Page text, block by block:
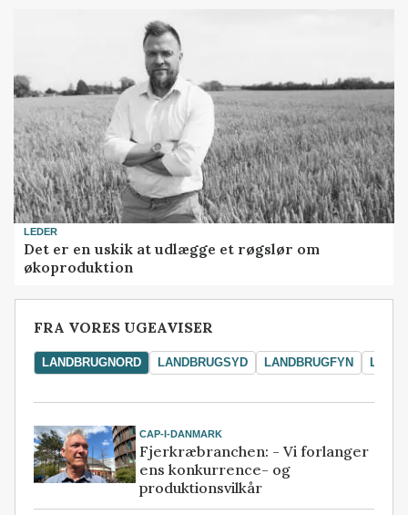
LEDER
Det er en uskik at udlægge et røgslør om
økoproduktion
FRA VORES UGEAVISER
LANDBRUGNORD LANDBRUGSYD LANDBRUGFYN
CAP-I-DANMARK
Fjerkræbranchen: - Vi forlanger
ens konkurrence- og
produktionsvilkår